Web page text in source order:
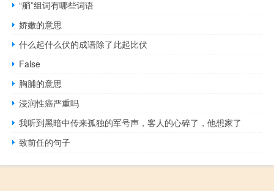
“艄”组词有哪些词语
娇嫩的意思
什么起什么伏的成语除了此起比伏
False
胸脯的意思
浸润性癌严重吗
我听到黑暗中传来孤独的军号声，客人的心碎了，他想家了
致前任的句子